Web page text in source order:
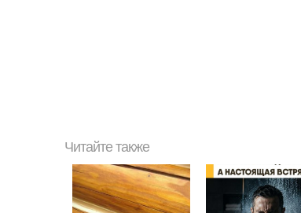
Читайте также